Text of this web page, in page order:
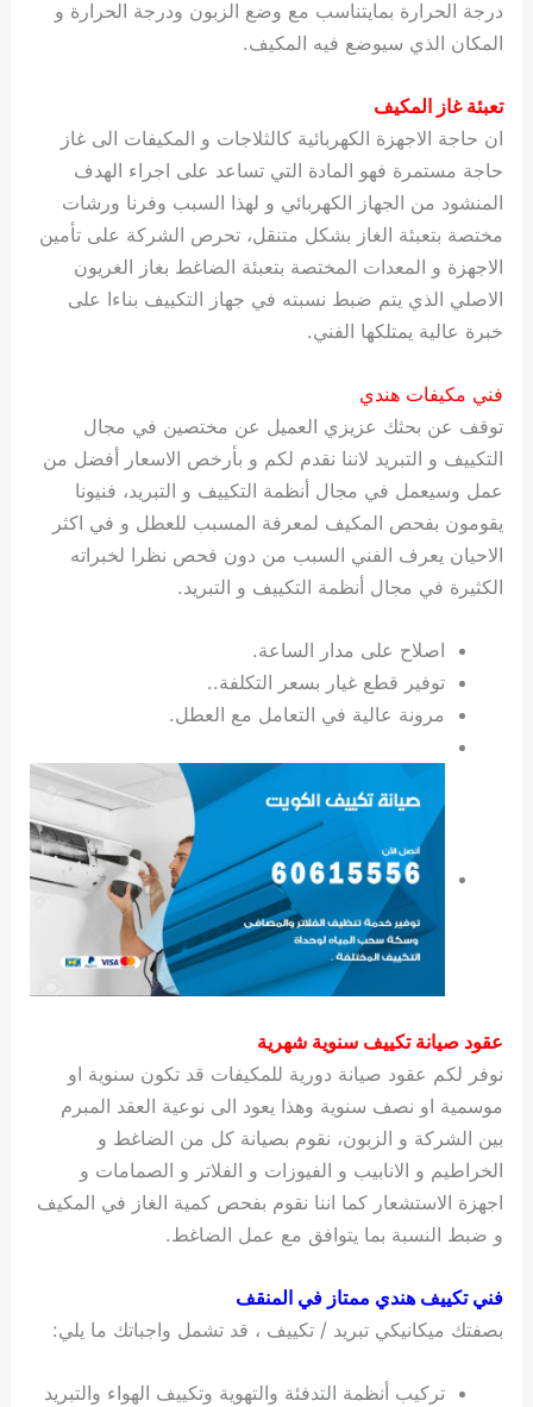
درجة الحرارة بمايتناسب مع وضع الزبون ودرجة الحرارة و
المكان الذي سيوضع فيه المكيف.
تعبئة غاز المكيف
ان حاجة الاجهزة الكهربائية كالثلاجات و المكيفات الى غاز
حاجة مستمرة فهو المادة التي تساعد على اجراء الهدف
المنشود من الجهاز الكهربائي و لهذا السبب وفرنا ورشات
مختصة بتعبئة الغاز بشكل متنقل، تحرص الشركة على تأمين
الاجهزة و المعدات المختصة بتعبئة الضاغط بغاز الغريون
الاصلي الذي يتم ضبط نسبته في جهاز التكييف بناءا على
خبرة عالية يمتلكها الفني.
فني مكيفات هندي
توقف عن بحثك عزيزي العميل عن مختصين في مجال
التكييف و التبريد لاننا نقدم لكم و بأرخص الاسعار أفضل من
عمل وسيعمل في مجال أنظمة التكييف و التبريد، فنيونا
يقومون بفحص المكيف لمعرفة المسبب للعطل و في اكثر
الاحيان يعرف الفني السبب من دون فحص نظرا لخبراته
الكثيرة في مجال أنظمة التكييف و التبريد.
اصلاح على مدار الساعة.
توفير قطع غيار بسعر التكلفة..
مرونة عالية في التعامل مع العطل.
عقود صيانة تكييف سنوية شهرية
نوفر لكم عقود صيانة دورية للمكيفات قد تكون سنوية او
موسمية او نصف سنوية وهذا يعود الى نوعية العقد المبرم
بين الشركة و الزبون، نقوم بصيانة كل من الضاغط و
الخراطيم و الانابيب و الفيوزات و الفلاتر و الصمامات و
اجهزة الاستشعار كما اننا نقوم بفحص كمية الغاز في المكيف
و ضبط النسبة بما يتوافق مع عمل الضاغط.
فني تكييف هندي ممتاز في المنقف
بصفتك ميكانيكي تبريد / تكييف ، قد تشمل واجباتك ما يلي:
تركيب أنظمة التدفئة والتهوية وتكييف الهواء والتبريد